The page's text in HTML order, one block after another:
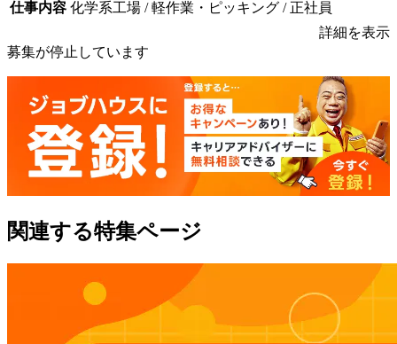
仕事内容 化学系工場 / 軽作業・ピッキング / 正社員
詳細を表示
募集が停止しています
関連する特集ページ